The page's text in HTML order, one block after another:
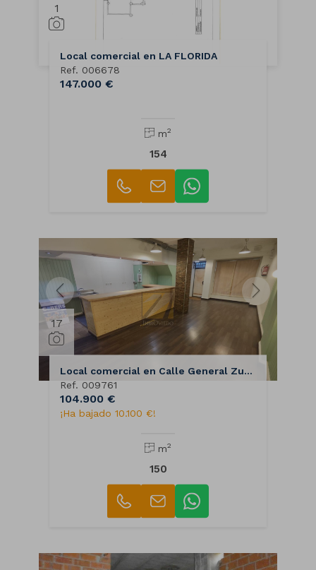
1
Local comercial en LA FLORIDA
Ref. 006678
147.000 €
m2
154
17
Local comercial en Calle General Zuvillaga
Ref. 009761
104.900 €
¡Ha bajado 10.100 €!
m2
150